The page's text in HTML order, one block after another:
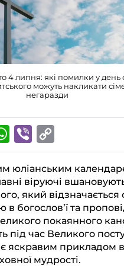
4 липня: які помилки у день
можуть накликати
негаразди
W
h
a
t
s
A
p
p
i
b
e
r
o
p
y
L
i
n
k
юліанським
віруючі
який відзначається
богослов’ї та
покаянного
під час Великого
яскравим прикладом
мудрості.